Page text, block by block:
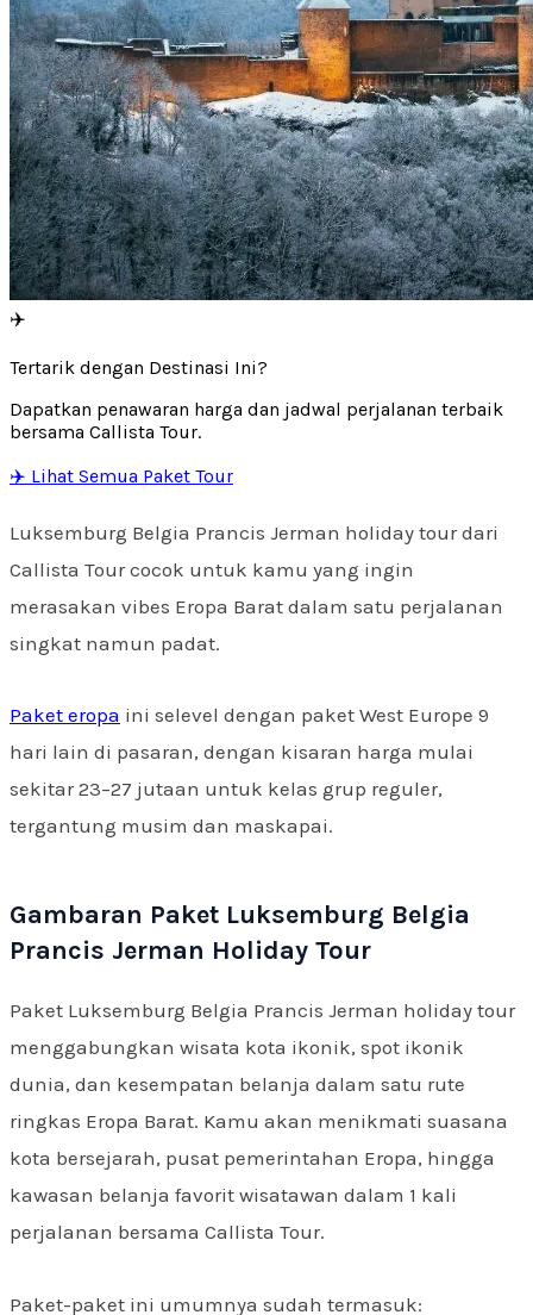
✈️
Tertarik dengan Destinasi Ini?
Dapatkan penawaran harga dan jadwal perjalanan terbaik
bersama Callista Tour.
✈️ Lihat Semua Paket Tour
Luksemburg Belgia Prancis Jerman holiday tour dari
Callista Tour cocok untuk kamu yang ingin
merasakan vibes Eropa Barat dalam satu perjalanan
singkat namun padat.
Paket eropa ini selevel dengan paket West Europe 9
hari lain di pasaran, dengan kisaran harga mulai
sekitar 23–27 jutaan untuk kelas grup reguler,
tergantung musim dan maskapai.
Gambaran Paket Luksemburg Belgia
Prancis Jerman Holiday Tour
Paket Luksemburg Belgia Prancis Jerman holiday tour
menggabungkan wisata kota ikonik, spot ikonik
dunia, dan kesempatan belanja dalam satu rute
ringkas Eropa Barat. Kamu akan menikmati suasana
kota bersejarah, pusat pemerintahan Eropa, hingga
kawasan belanja favorit wisatawan dalam 1 kali
perjalanan bersama Callista Tour.
Paket-paket ini umumnya sudah termasuk: